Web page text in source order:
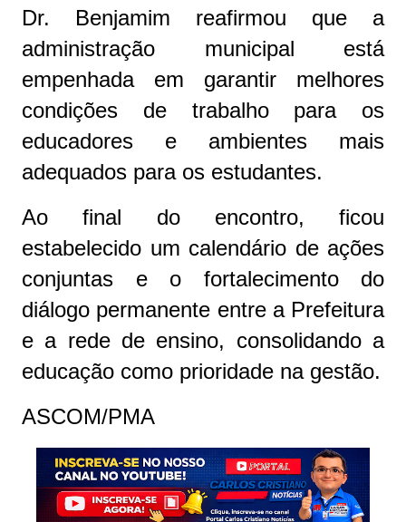
Dr. Benjamim reafirmou que a
administração municipal está
empenhada em garantir melhores
condições de trabalho para os
educadores e ambientes mais
adequados para os estudantes.
Ao final do encontro, ficou
estabelecido um calendário de ações
conjuntas e o fortalecimento do
diálogo permanente entre a Prefeitura
e a rede de ensino, consolidando a
educação como prioridade na gestão.
ASCOM/PMA